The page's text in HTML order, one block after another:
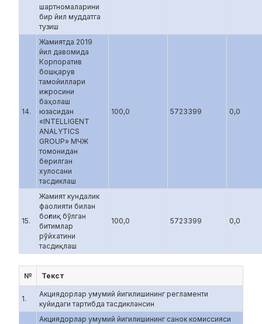
шартномаларини
бир йил муддатга
тузиш
14.
Жамиятда 2019
йил давомида
Корпоратив
бошқарув
тамойиллари
ижросини
баҳолаш
юзасидан
«INTELLIGENT
ANALYTICS
GROUP» МЧЖ
томонидан
берилган
хулосани
тасдиклаш
100,0 5723399 0,0
15.
Жамият кундалик
фаолияти билан
боғлиқ бўлган
битимлар
рўйхатини
тасдиқлаш
100,0 5723399 0,0
№ Текст
1.
Акциядорлар умумий йигилишининг регламенти
куйидаги тартибда тасдиклансин
Акциядорлар умумий йигилишининг cанок комиссияси